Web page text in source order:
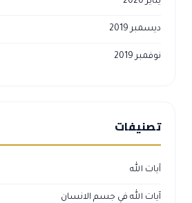
ديسمبر 2019
نوفمبر 2019
تصنيفات
آيات الله
آيات الله في جسم الانسان